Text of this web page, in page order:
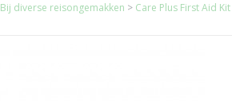
Bij diverse reisongemakken > Care Plus First Aid Kit